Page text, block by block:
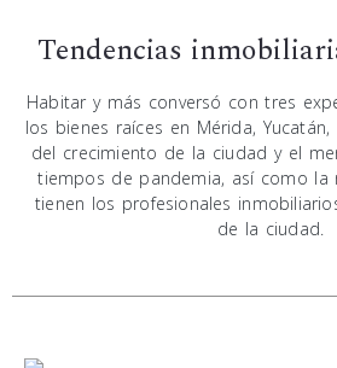
Tendencias
Habitar y más conversó con tres
los bienes raíces en Mérida,
del crecimiento de la ciudad y el
tiempos de pandemia, así como la
tienen los profesionales
de la ciudad.